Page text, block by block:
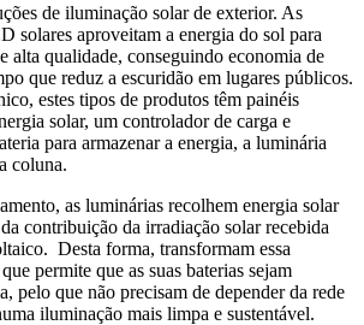
de iluminação solar de exterior. As
solares aproveitam a energia do sol para
alta qualidade, conseguindo economia de
que reduz a escuridão em lugares públicos.
estes tipos de produtos têm painéis
solar, um controlador de carga e
para armazenar a energia, a luminária
coluna.
as luminárias recolhem energia solar
contribuição da irradiação solar recebida
Desta forma, transformam essa
permite que as suas baterias sejam
pelo que não precisam de depender da rede
iluminação mais limpa e sustentável.